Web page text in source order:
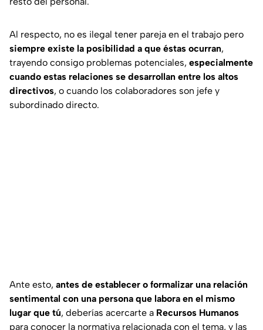
Al respecto, no es ilegal tener pareja en el trabajo pero
siempre existe la posibilidad a que éstas ocurran,
trayendo consigo problemas potenciales, especialmente
cuando estas relaciones se desarrollan entre los altos
directivos, o cuando los colaboradores son jefe y
subordinado directo.
Ante esto, antes de establecer o formalizar una relación
sentimental con una persona que labora en el mismo
lugar que tú, deberías acercarte a Recursos Humanos
para conocer la normativa relacionada con el tema, y las